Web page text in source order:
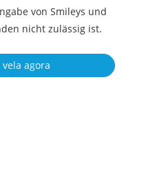
von Smileys und
nicht zulässig ist.
agora